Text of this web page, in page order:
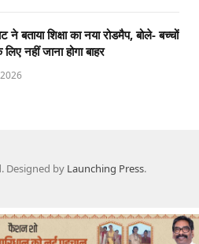
ने बताया शिक्षा का नया रोडमैप, बोले- बच्चों
नहीं जाना होगा बाहर
Designed by Launching Press.